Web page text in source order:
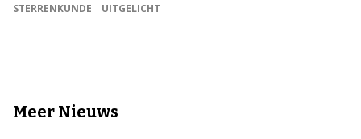
STERRENKUNDE
UITGELICHT
Meer Nieuws